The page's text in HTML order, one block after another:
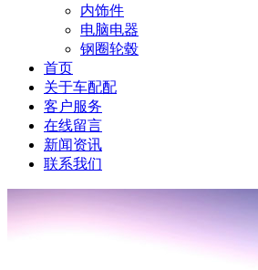
内饰件
电脑电器
钢圈轮毂
首页
关于车配配
客户服务
在线留言
新闻资讯
联系我们